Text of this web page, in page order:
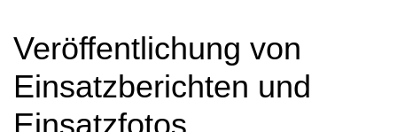
Veröffentlichung von
Einsatzberichten und
Einsatzfotos